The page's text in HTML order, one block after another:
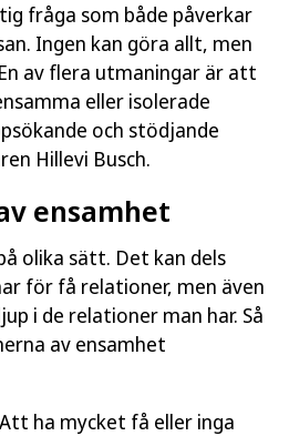
fråga som både påverkar
Ingen kan göra allt, men
av flera utmaningar är att
eller isolerade
och stödjande
Hillevi Busch.
ensamhet
olika sätt. Det kan dels
för få relationer, men även
i de relationer man har. Så
av ensamhet
ha mycket få eller inga